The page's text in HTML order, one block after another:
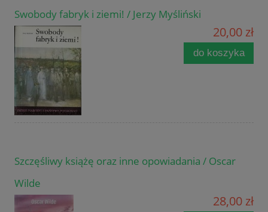
Swobody fabryk i ziemi! / Jerzy Myśliński
20,00 zł
do koszyka
Szczęśliwy książę oraz inne opowiadania / Oscar
Wilde
28,00 zł